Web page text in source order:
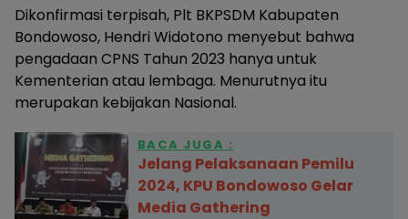
Dikonfirmasi terpisah, Plt BKPSDM Kabupaten
Bondowoso, Hendri Widotono menyebut bahwa
pengadaan CPNS Tahun 2023 hanya untuk
Kementerian atau lembaga. Menurutnya itu
merupakan kebijakan Nasional.
BACA JUGA :
Jelang Pelaksanaan Pemilu
2024, KPU Bondowoso Gelar
Media Gathering